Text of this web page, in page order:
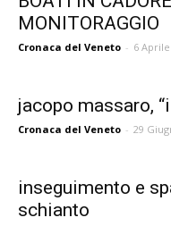
MONITORAGGIO
Cronaca del Veneto - 6
jacopo massaro,
Cronaca del Veneto - 29
inseguimento e
schianto